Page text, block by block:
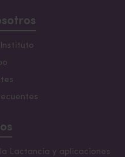
Lactancia y aplicaciones